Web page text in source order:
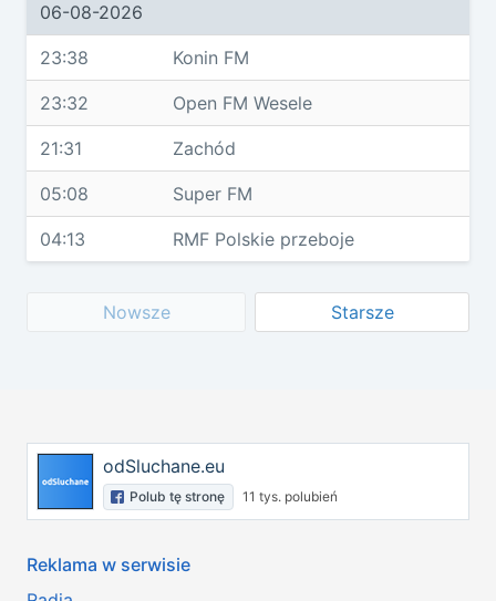
06-08-2026
23:38 Konin FM
23:32 Open FM Wesele
21:31 Zachód
05:08 Super FM
04:13 RMF Polskie przeboje
Nowsze Starsze
odSluchane.eu
Polub tę stronę 11 tys. polubień
Reklama w serwisie